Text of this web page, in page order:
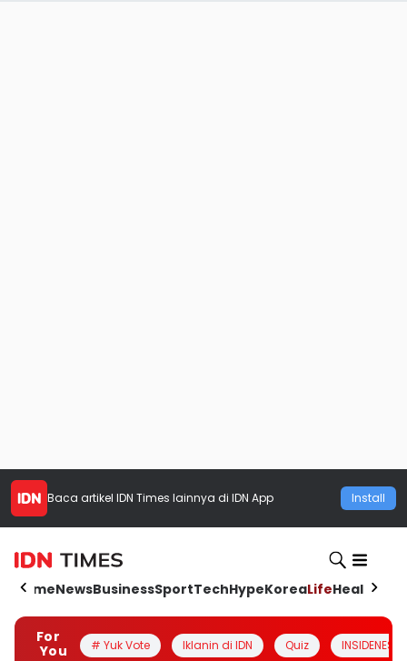
Baca artikel IDN Times lainnya di IDN App Install
HomeNewsBusinessSportTechHypeKoreaLifeHealth
For
You
# Yuk Vote Iklanin di IDN Quiz INSIDENESIA